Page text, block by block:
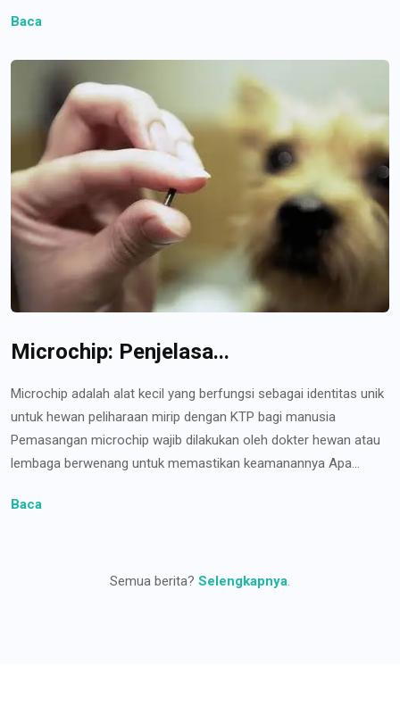
Baca
Microchip: Penjelasa...
Microchip adalah alat kecil yang berfungsi sebagai identitas unik
untuk hewan peliharaan mirip dengan KTP bagi manusia
Pemasangan microchip wajib dilakukan oleh dokter hewan atau
lembaga berwenang untuk memastikan keamanannya Apa...
Baca
Semua berita? Selengkapnya.